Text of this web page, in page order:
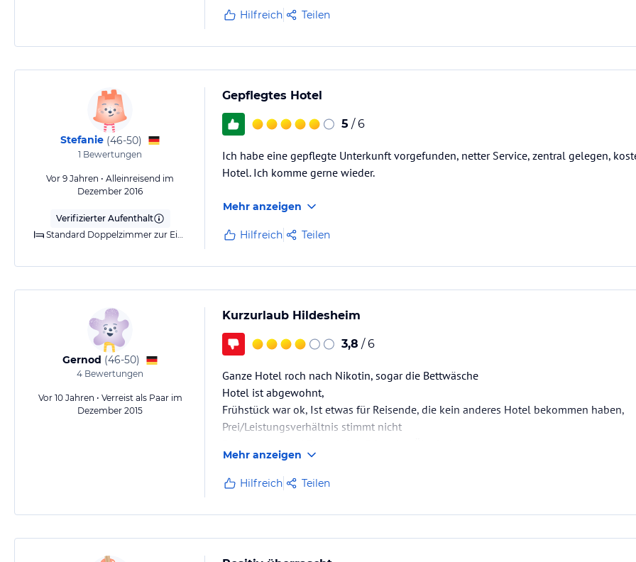
Hilfreich Teilen
Stefanie (46-50)
1 Bewertungen
Vor 9 Jahren • Alleinreisend im
Dezember 2016
Verifizierter Aufenthalt
Standard Doppelzimmer zur Einzelnutzung
Gepflegtes Hotel
5 / 6
Ich habe eine gepflegte Unterkunft vorgefunden, netter Service, zentral gelegen,
Hotel. Ich komme gerne wieder.
Mehr anzeigen
Hilfreich Teilen
Gernod (46-50)
4 Bewertungen
Vor 10 Jahren • Verreist als Paar im
Dezember 2015
Kurzurlaub Hildesheim
3,8 / 6
Ganze Hotel roch nach Nikotin, sogar die Bettwäsche
Hotel ist abgewohnt,
Frühstück war ok, Ist etwas für Reisende, die kein anderes Hotel bekommen haben,
Prei/Leistungsverhältnis stimmt nicht
Fenster dicht genug, damit kein Lärm rein kommt,
Hotel liegt zentral
Mehr anzeigen
Hilfreich Teilen